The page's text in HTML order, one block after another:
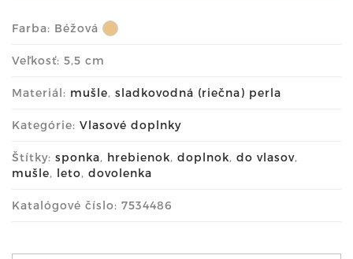
Farba: Béžová
Veľkosť: 5,5 cm
Materiál: mušle, sladkovodná (riečna) perla
Kategórie: Vlasové doplnky
Štítky: sponka, hrebienok, doplnok, do vlasov,
mušle, leto, dovolenka
Katalógové číslo: 7534486